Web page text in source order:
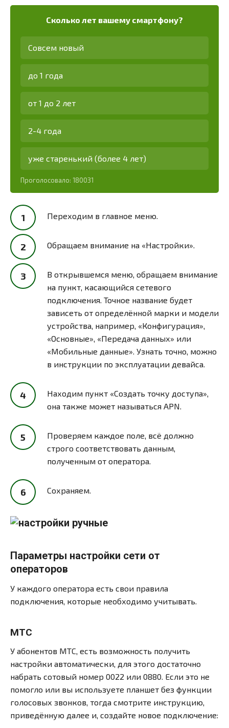
Сколько лет вашему смартфону?
Совсем новый
до 1 года
от 1 до 2 лет
2-4 года
уже старенький (более 4 лет)
Проголосовало: 180031
Переходим в главное меню.
Обращаем внимание на «Настройки».
В открывшемся меню, обращаем внимание
на пункт, касающийся сетевого
подключения. Точное название будет
зависеть от определённой марки и модели
устройства, например, «Конфигурация»,
«Основные», «Передача данных» или
«Мобильные данные». Узнать точно, можно
в инструкции по эксплуатации девайса.
Находим пункт «Создать точку доступа»,
она также может называться APN.
Проверяем каждое поле, всё должно
строго соответствовать данным,
полученным от оператора.
Сохраняем.
Параметры настройки сети от
операторов
У каждого оператора есть свои правила
подключения, которые необходимо учитывать.
МТС
У абонентов МТС, есть возможность получить
настройки автоматически, для этого достаточно
набрать сотовый номер 0022 или 0880. Если это не
помогло или вы используете планшет без функции
голосовых звонков, тогда смотрите инструкцию,
приведённую далее и, создайте новое подключение: